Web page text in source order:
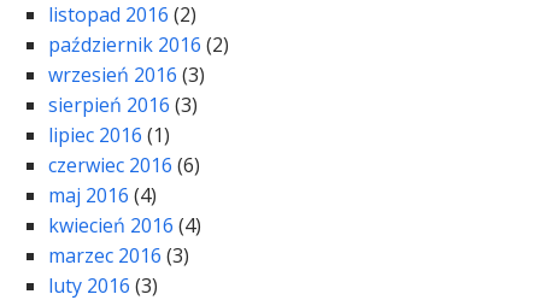
listopad 2016 (2)
październik 2016 (2)
wrzesień 2016 (3)
sierpień 2016 (3)
lipiec 2016 (1)
czerwiec 2016 (6)
maj 2016 (4)
kwiecień 2016 (4)
marzec 2016 (3)
luty 2016 (3)